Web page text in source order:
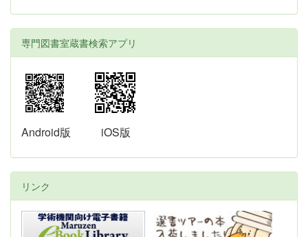
専門図書室蔵書検索アプリ
Android版 iOS版
リンク